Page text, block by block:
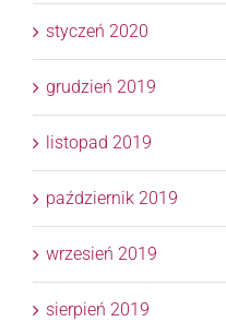
styczeń 2020
grudzień 2019
listopad 2019
październik 2019
wrzesień 2019
sierpień 2019